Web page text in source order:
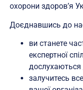
охорони здоров’я
Доєднавшись до
ви станете
експертної
дослухаються
залучитесь